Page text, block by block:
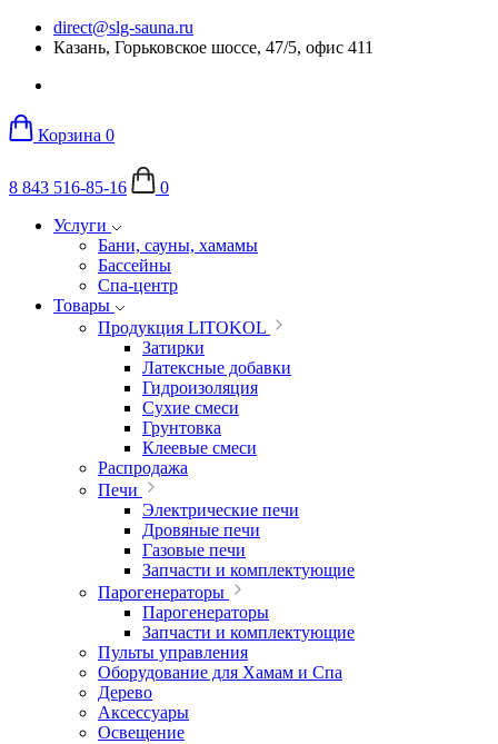
direct@slg-sauna.ru
Казань, Горьковское шоссе, 47/5, офис 411
Корзина 0
8 843 516-85-16
0
Услуги
Бани, сауны, хамамы
Бассейны
Спа-центр
Товары
Продукция LITOKOL
Затирки
Латексные добавки
Гидроизоляция
Сухие смеси
Грунтовка
Клеевые смеси
Распродажа
Печи
Электрические печи
Дровяные печи
Газовые печи
Запчасти и комплектующие
Парогенераторы
Парогенераторы
Запчасти и комплектующие
Пульты управления
Оборудование для Хамам и Спа
Дерево
Аксессуары
Освещение